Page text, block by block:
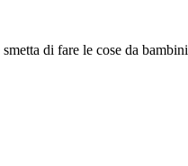
di fare le cose da